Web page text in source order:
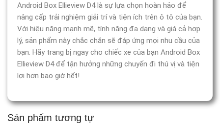
Android Box Ellieview D4 là sự lựa chọn hoàn hảo để
nâng cấp trải nghiệm giải trí và tiện ích trên ô tô của bạn.
Với hiệu năng mạnh mẽ, tính năng đa dạng và giá cả hợp
lý, sản phẩm này chắc chắn sẽ đáp ứng mọi nhu cầu của
bạn. Hãy trang bị ngay cho chiếc xe của bạn Android Box
Ellieview D4 để tận hưởng những chuyến đi thú vị và tiện
lợi hơn bao giờ hết!
Sản phẩm tương tự